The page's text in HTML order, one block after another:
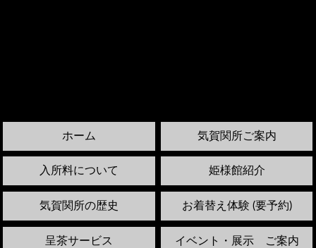
ホーム 気賀関所ご案内
入所料について 姫様館紹介
気賀関所の歴史 お着替え体験 (要予約)
呈茶サービス イベント・展示 ご案内